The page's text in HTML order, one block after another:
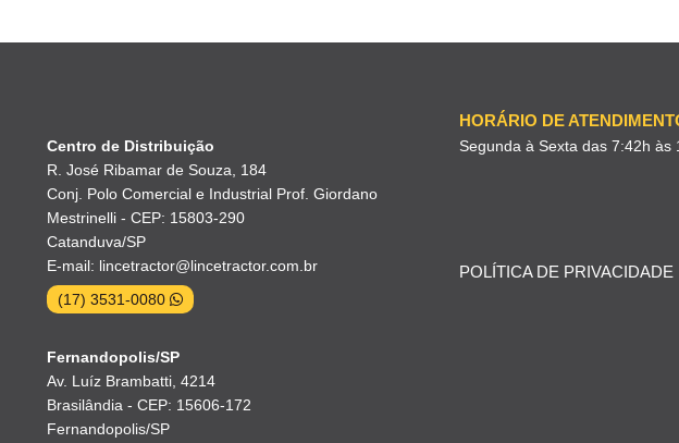
Centro de Distribuição
R. José Ribamar de Souza, 184
Conj. Polo Comercial e Industrial Prof. Giordano
Mestrinelli - CEP: 15803-290
Catanduva/SP
E-mail: lincetractor@lincetractor.com.br
(17) 3531-0080
Fernandopolis/SP
Av. Luíz Brambatti, 4214
Brasilândia - CEP: 15606-172
Fernandopolis/SP
HORÁRIO DE
Segunda à Sexta das 7:42h às
POLÍTICA DE PRIVACIDADE